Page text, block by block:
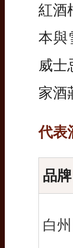
紅酒
本與
威士
家酒
代表
品牌
白